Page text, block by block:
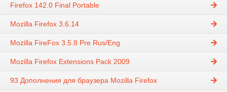
Firefox 142.0 Final Portable
Mozilla Firefox 3.6.14
Mozilla FireFox 3.5.8 Pre Rus/Eng
Mozilla Firefox Extensions Pack 2009
93 Дополнения для браузера Mozilla Firefox